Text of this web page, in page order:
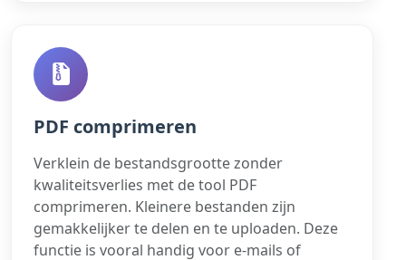
PDF comprimeren
Verklein de bestandsgrootte zonder
kwaliteitsverlies met de tool PDF
comprimeren. Kleinere bestanden zijn
gemakkelijker te delen en te uploaden. Deze
functie is vooral handig voor e-mails of